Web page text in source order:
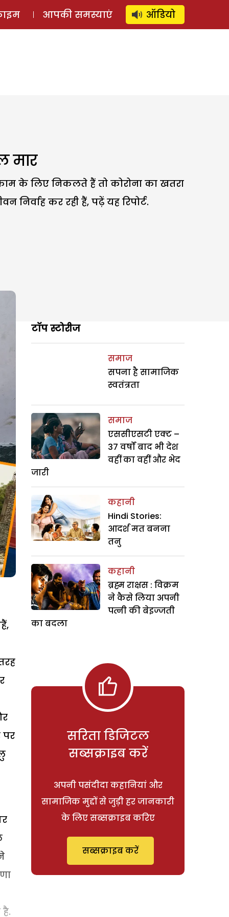
लॉग इन ⚲ SUBSCRIBE
आपकी समस्याएं ऑडियो
मार
के लिए निकलते हैं तो कोरोना का खतरा
कर रही हैं, पढ़ें यह रिपोर्ट.
पर
टॉप स्टोरीज
समाज
सपना है सामाजिक
स्वतंत्रता
समाज
एससीएसटी एक्ट –
37 वर्षों बाद भी देश
वहीं का वहीं और भेद
जारी
कहानी
Hindi Stories:
आदर्श मत बनना
तनु
कहानी
ब्रह्म राक्षस : विक्रम
ने कैसे लिया अपनी
पत्नी की बेइज्जती
का बदला
सरिता डिजिटल
सब्सक्राइब करें
अपनी पसंदीदा कहानियां और
सामाजिक मुद्दों से जुड़ी हर जानकारी
के लिए सब्सक्राइब करिए
सब्सक्राइब करें